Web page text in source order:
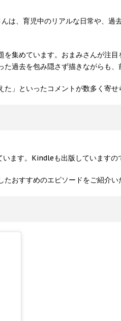
は、育児中のリアルな日常や、
集めています。おまみさんが注
過去を包み隠さず描きながらも
」といったコメントが数多く寄せ
ます。Kindleも出版していますの
おすすめのエピソードをご紹介い